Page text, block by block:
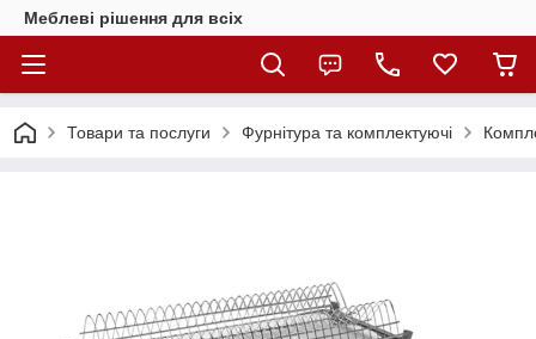
Меблеві рішення для всіх
Товари та послуги Фурнітура та комплектуючі